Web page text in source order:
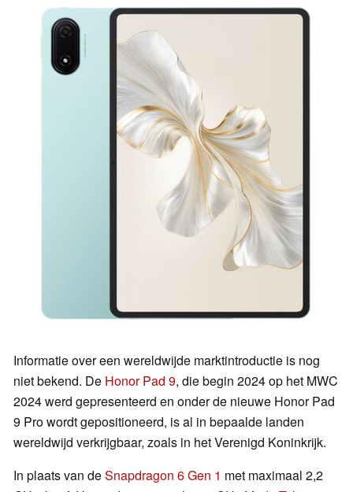
Informatie over een wereldwijde marktintroductie is nog
niet bekend. De Honor Pad 9, die begin 2024 op het MWC
2024 werd gepresenteerd en onder de nieuwe Honor Pad
9 Pro wordt gepositioneerd, is al in bepaalde landen
wereldwijd verkrijgbaar, zoals in het Verenigd Koninkrijk.
In plaats van deSnapdragon 6 Gen 1 met maximaal 2,2